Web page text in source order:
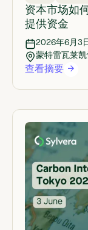
资本市场如
提供资金
2026年6月3
蒙特雷瓦莱
查看摘要